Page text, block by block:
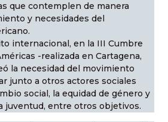
que contemplen de manera
y necesidades del
internacional, en la III Cumbre
-realizada en Cartagena,
la necesidad del movimiento
junto a otros actores sociales
social, la equidad de género y
juventud, entre otros objetivos.